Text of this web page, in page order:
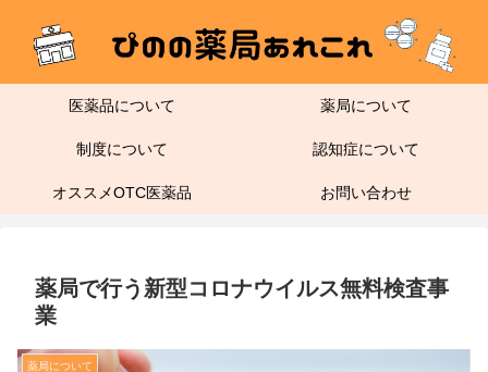
医薬品について 薬局について
制度について 認知症について
オススメOTC医薬品 お問い合わせ
薬局で行う新型コロナウイルス無料検査事
業
薬局について